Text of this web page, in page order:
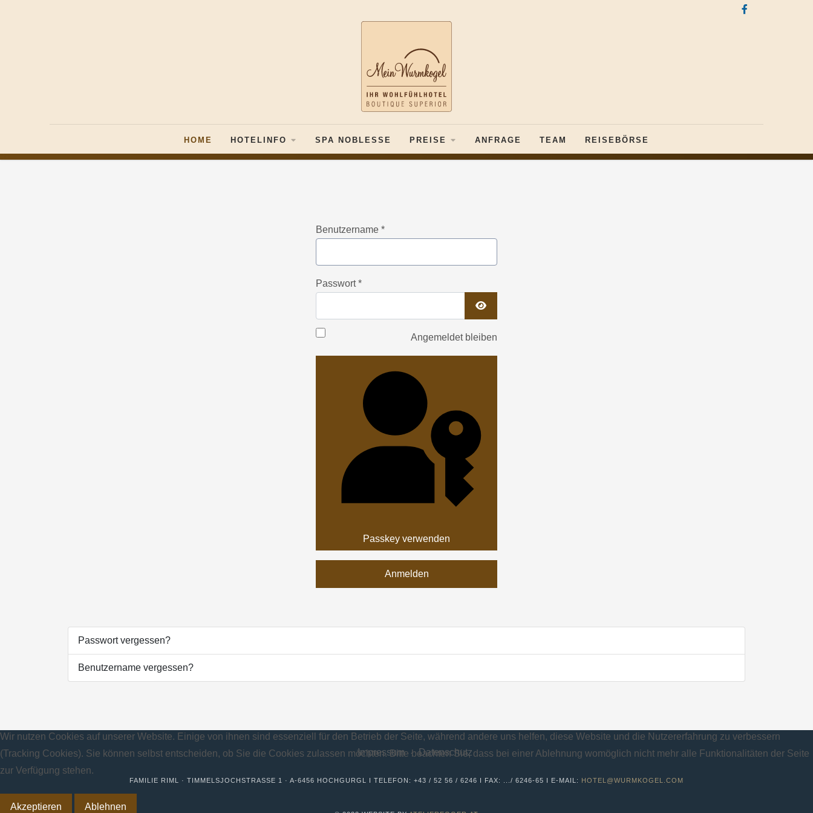
HOME HOTELINFO SPA NOBLESSE PREISE ANFRAGE TEAM REISEBÖRSE
Benutzername *
Passwort*
Passwort anzeigen
Angemeldet bleiben
Passkey verwenden
Anmelden
Passwort vergessen?
Benutzername vergessen?
Impressum Datenschutz
FAMILIE RIML · TIMMELSJOCHSTRASSE 1 · A-6456 HOCHGURGL I TELEFON: +43 / 52 56 / 6246 I FAX: .../ 6246-65 I E-MAIL: HOTEL@WURMKOGEL.COM
Wir nutzen Cookies auf unserer Website. Einige von ihnen sind essenziell für den Betrieb der Seite, während andere uns helfen, diese Website und die Nutzererfahrung zu verbessern
(Tracking Cookies). Sie können selbst entscheiden, ob Sie die Cookies zulassen möchten. Bitte beachten Sie, dass bei einer Ablehnung womöglich nicht mehr alle Funktionalitäten der Seite
zur Verfügung stehen.
Akzeptieren Ablehnen